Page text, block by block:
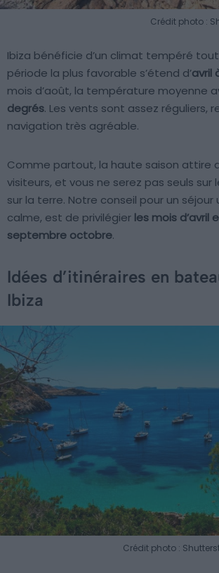
Crédit photo :
Ibiza bénéficie d’un climat tempéré
période la plus favorable s’étend d’avril
mois d’août, la température moyenne
degrés. Les vents sont assez réguliers,
navigation très agréable.
Comme partout, la haute saison attire
visiteurs, et vous ne serez pas seuls sur
sur la terre. Notre conseil pour un séjour
calme, est de privilégier les mois d’avril
septembre octobre.
Idées d’itinéraires en
Ibiza
Crédit photo :